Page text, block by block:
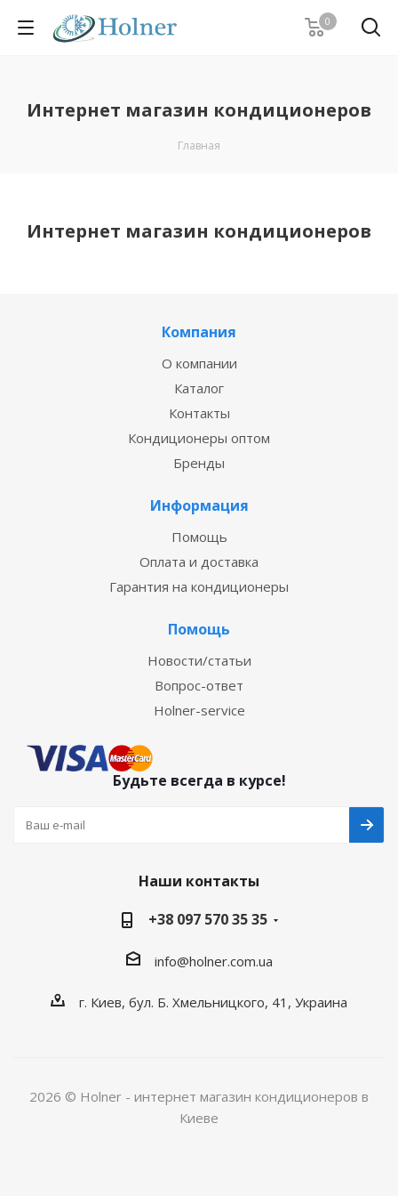
0
Интернет магазин кондиционеров
Главная
Интернет магазин кондиционеров
Компания
О компании
Каталог
Контакты
Кондиционеры оптом
Бренды
Информация
Помощь
Оплата и доставка
Гарантия на кондиционеры
Помощь
Новости/статьи
Вопрос-ответ
Holner-service
Будьте всегда в курсе!
Наши контакты
+38 097 570 35 35
info@holner.com.ua
г. Киев, бул. Б. Хмельницкого, 41, Украина
2026 © Holner - интернет магазин кондиционеров в
Киеве